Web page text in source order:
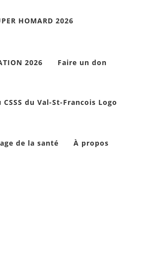
HOMARD 2026
2026 Faire un don
de la santé À propos